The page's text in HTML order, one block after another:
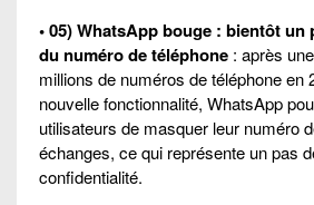
• 05) WhatsApp bouge : bientôt un
du numéro de téléphone : après
millions de numéros de téléphone en
nouvelle fonctionnalité, WhatsApp
utilisateurs de masquer leur numéro
échanges, ce qui représente un pas
confidentialité.